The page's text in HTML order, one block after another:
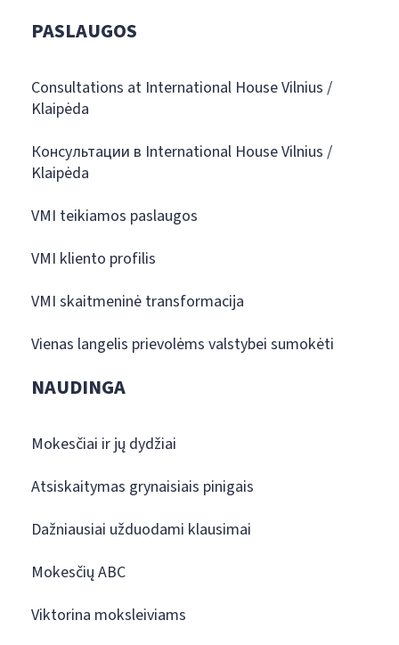
PASLAUGOS
Consultations at International House Vilnius /
Klaipėda
Консультации в International House Vilnius /
Klaipėda
VMI teikiamos paslaugos
VMI kliento profilis
VMI skaitmeninė transformacija
Vienas langelis prievolėms valstybei sumokėti
NAUDINGA
Mokesčiai ir jų dydžiai
Atsiskaitymas grynaisiais pinigais
Dažniausiai užduodami klausimai
Mokesčių ABC
Viktorina moksleiviams